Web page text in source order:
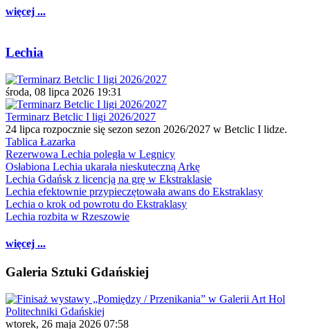
więcej ...
Lechia
środa, 08 lipca 2026 19:31
Terminarz Betclic I ligi 2026/2027
24 lipca rozpocznie się sezon sezon 2026/2027 w Betclic I lidze.
Tablica Łazarka
Rezerwowa Lechia poległa w Legnicy
Osłabiona Lechia ukarała nieskuteczną Arkę
Lechia Gdańsk z licencją na grę w Ekstraklasie
Lechia efektownie przypieczętowała awans do Ekstraklasy
Lechia o krok od powrotu do Ekstraklasy
Lechia rozbita w Rzeszowie
więcej ...
Galeria Sztuki Gdańskiej
wtorek, 26 maja 2026 07:58